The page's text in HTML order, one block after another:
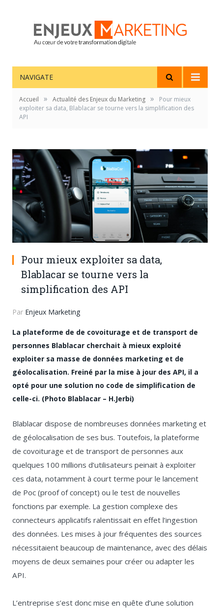
NAVIGATE
Accueil » Actualité des Enjeux du Marketing »
Pour mieux
exploiter sa data, Blablacar se tourne vers la simplification des
API
Pour mieux exploiter sa data,
Blablacar se tourne vers la
simplification des API
Par Enjeux Marketing
La plateforme de de covoiturage et de transport de
personnes Blablacar cherchait à mieux exploité
exploiter sa masse de données marketing et de
géolocalisation. Freiné par la mise à jour des API, il a
opté pour une solution no code de simplification de
celle-ci. (Photo Blablacar – H.Jerbi)
Blablacar dispose de nombreuses données marketing et
de géolocalisation de ses bus. Toutefois, la plateforme
de covoiturage et de transport de personnes aux
quelques 100 millions d’utilisateurs peinait à exploiter
ces data, notamment à court terme pour le lancement
de Poc (proof of concept) ou le test de nouvelles
fonctions par exemple. La gestion complexe des
connecteurs applicatifs ralentissait en effet l’ingestion
des données. Les mises à jour fréquentes des sources
nécessitaient beaucoup de maintenance, avec des délais
moyens de deux semaines pour créer ou adapter les
API.
L’entreprise s’est donc mise en quête d’une solution